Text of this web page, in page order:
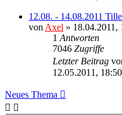
12.08. - 14.08.2011
vonAxel » 18.04.2011,
1Antworten
7046 Zugriffe
Letzter Beitrag
12.05.2011, 18:50
Neues Thema